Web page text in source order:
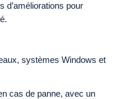
d’améliorations pour
systèmes Windows et
cas de panne, avec un